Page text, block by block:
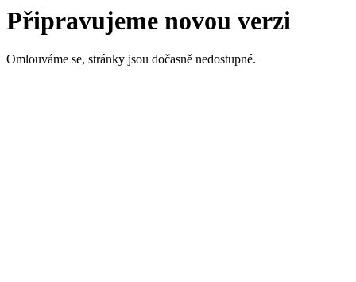
Připravujeme novou verzi
Omlouváme se, stránky jsou dočasně nedostupné.